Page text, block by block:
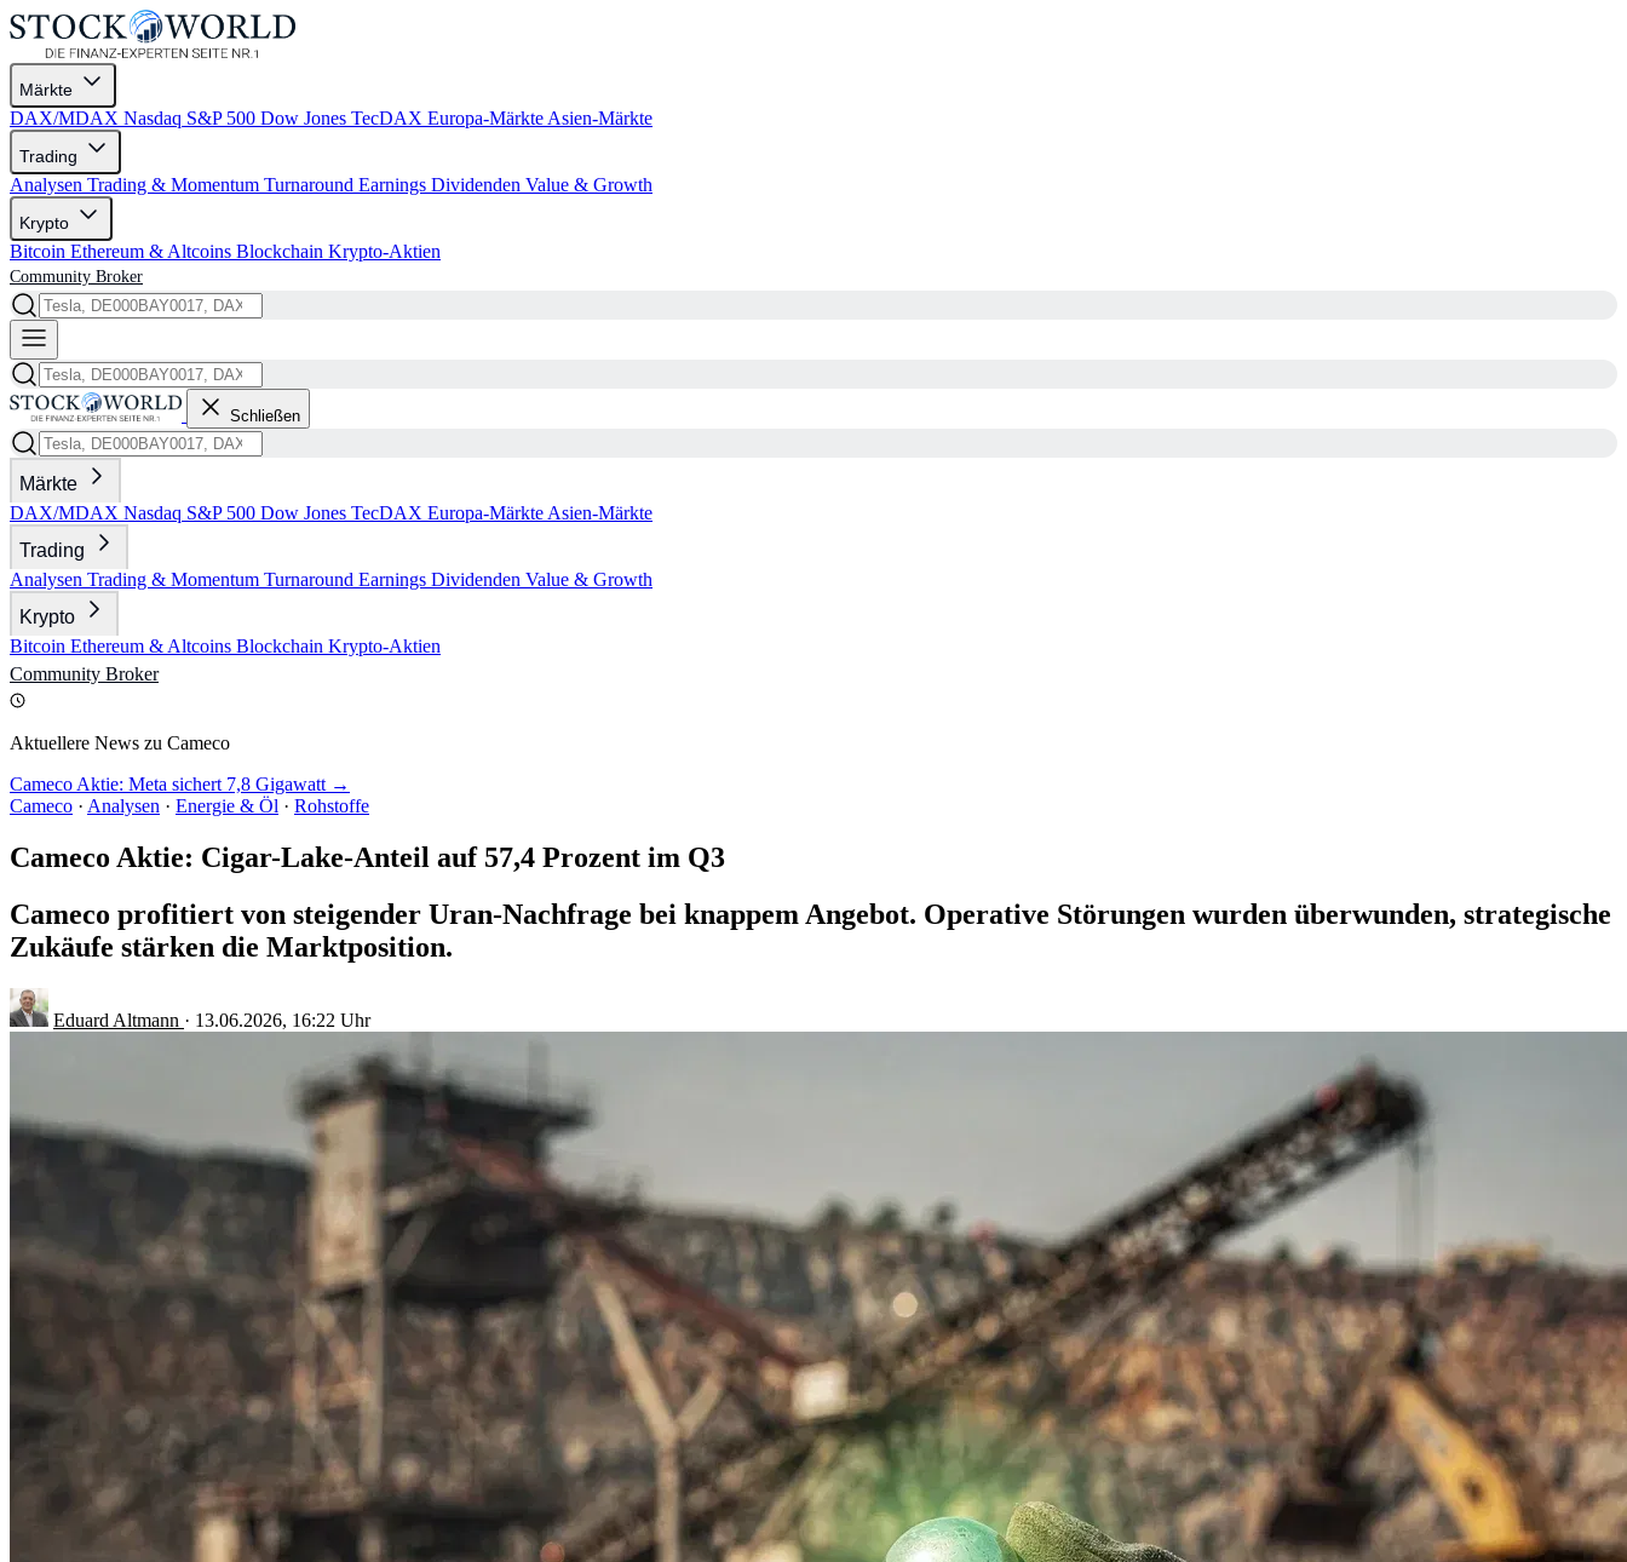
Märkte
DAX/MDAX Nasdaq S&P 500 Dow Jones TecDAX Europa-Märkte Asien-Märkte
Trading
Analysen Trading & Momentum Turnaround Earnings Dividenden Value & Growth
Krypto
Bitcoin Ethereum & Altcoins Blockchain Krypto-Aktien
Community Broker
Schließen
Märkte
DAX/MDAX Nasdaq S&P 500 Dow Jones TecDAX Europa-Märkte Asien-Märkte
Trading
Analysen Trading & Momentum Turnaround Earnings Dividenden Value & Growth
Krypto
Bitcoin Ethereum & Altcoins Blockchain Krypto-Aktien
Community Broker
Aktuellere News zu Cameco
Cameco Aktie: Meta sichert 7,8 Gigawatt →
Cameco · Analysen · Energie & Öl · Rohstoffe
Cameco Aktie: Cigar-Lake-Anteil auf 57,4 Prozent im Q3
Cameco profitiert von steigender Uran-Nachfrage bei knappem Angebot. Operative Störungen wurden überwunden, strategische
Zukäufe stärken die Marktposition.
Eduard Altmann · 13.06.2026, 16:22 Uhr